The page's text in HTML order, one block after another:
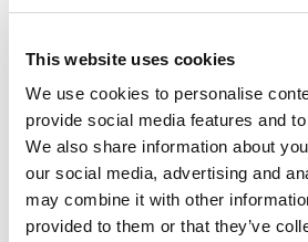
This website uses cookies
We use cookies to personalise
provide social media features and
We also share information about
our social media, advertising and
may combine it with other
provided to them or that they’ve